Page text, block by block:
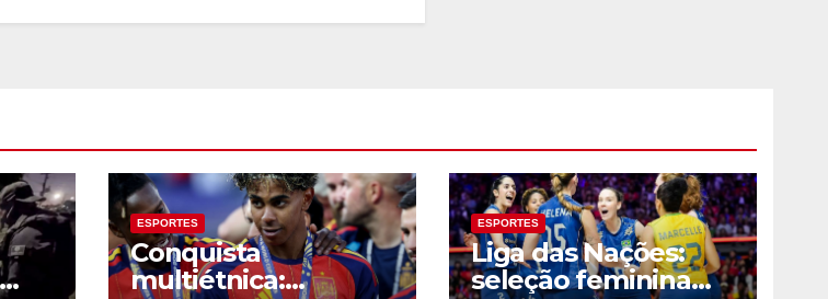
ESPORTES
Conquista
multiétnica:
ESPORTES
Liga das Nações:
seleção feminina